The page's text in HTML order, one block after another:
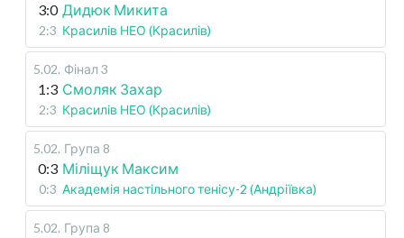
3:0 Дидюк Микита
2:3 Красилів НЕО (Красилів)
5.02. Фінал 3
1:3 Смоляк Захар
2:3 Красилів НЕО (Красилів)
5.02. Група 8
0:3 Міліщук Максим
0:3 Академія настільного тенісу-2 (Андріївка)
5.02. Група 8